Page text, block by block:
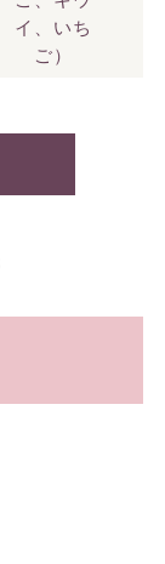
イ、いち
ご）